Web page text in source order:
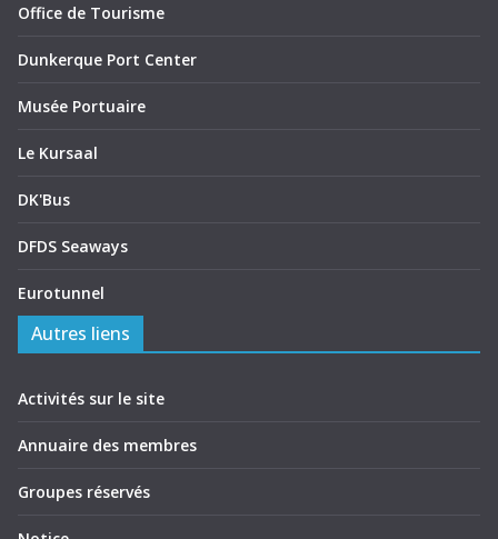
Office de Tourisme
Dunkerque Port Center
Musée Portuaire
Le Kursaal
DK'Bus
DFDS Seaways
Eurotunnel
Autres liens
Activités sur le site
Annuaire des membres
Groupes réservés